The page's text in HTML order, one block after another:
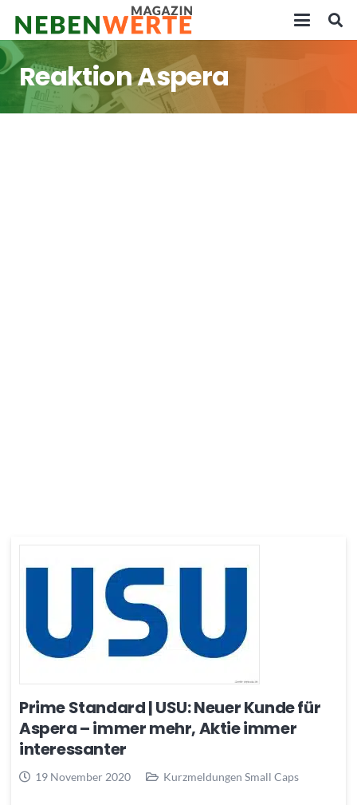
Reaktion Aspera
Prime Standard | USU: Neuer Kunde für
Aspera – immer mehr, Aktie immer
interessanter
19 November 2020 Kurzmeldungen Small Caps